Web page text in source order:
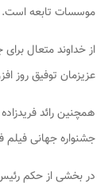
موسسات تابعه است.
از خداوند متعال
عزیزمان توفیق روز
همچنین رائد
جشنواره جهانی
در بخشی از حکم